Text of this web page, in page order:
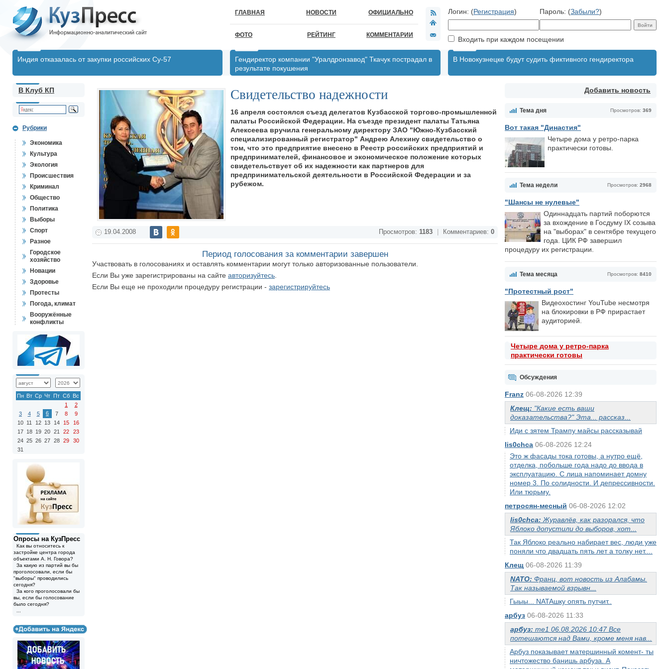
ГЛАВНАЯ НОВОСТИ ОФИЦИАЛЬНО
ФОТО РЕЙТИНГ КОММЕНТАРИИ
Логин: (Регистрация) Пароль: (Забыли?)
Входить при каждом посещении
Индия отказалась от закупки российских Су-57
Гендиректор компании "Уралдронзавод" Ткачук пострадал в
результате покушения
В Новокузнецке будут судить фиктивного гендиректора
Добавить новость
Просмотров: 369
Тема дня
Вот такая "Династия"
Четыре дома у ретро-парка
практически готовы.
Просмотров: 2968
Тема недели
"Шансы не нулевые"
Одиннадцать партий поборются
за вхождение в Госдуму IX созыва
на "выборах" в сентябре текущего
года. ЦИК РФ завершил
процедуру их регистрации.
Просмотров: 8410
Тема месяца
"Протестный рост"
Видеохостинг YouTube несмотря
на блокировки в РФ прирастает
аудиторией.
Четыре дома у ретро-парка
практически готовы
Обсуждения
Franz 06-08-2026 12:39
Клещ: "Какие есть ваши
доказательства?" Эта... рассказ...
Иди с зятем Трампу майсы рассказывай
lis0chca 06-08-2026 12:24
Это ж фасады тока готовы, а нутро ещё,
отделка, побольше года надо до ввода в
эксплуатацию. С лица напоминает домну
номер 3. По солидности. И депрессивности.
Или тюрьму.
петросян-месный 06-08-2026 12:02
lis0chca: Журавлёв, как разорался, что
Яблоко допустили до выборов, хот...
Так Яблоко реально набирает вес, люди уже
поняли что двадцать пять лет а толку нет....
Клещ 06-08-2026 11:39
NATO: Франц, вот новость из Алабамы.
Так называемой взрывн...
Гыыы... NATAшку опять путчит..
арбуз 06-08-2026 11:33
арбуз: me1 06.08.2026 10:47 Все
потешаются над Вами, кроме меня нав...
Арбуз показывает матершинный комент- ты
ничтожество банишь арбуза. А
В Клуб КП
Рубрики
Экономика
Культура
Экология
Происшествия
Криминал
Общество
Политика
Выборы
Спорт
Разное
Городское
хозяйство
Новации
Здоровье
Протесты
Погода, климат
Вооружённые
конфликты
Пн Вт Ср Чт Пт Сб Вс
1
2
3
4 5 6 7 8
9
10 11 12 13 14 15
16
17 18 19 20 21 22
23
24 25 26 27 28 29
30
31
Опросы на КузПресс
Как вы относитесь к
застройке центра города
объектами А. Н. Говора?
За какую из партий вы бы
проголосовали, если бы
"выборы" проводились
сегодня?
За кого проголосовали бы
вы, если бы голосование
было сегодня?
Свидетельство надежности
16 апреля состоялся съезд делегатов Кузбасской торгово-промышленной
палаты Российской Федерации. На съезде президент палаты Татьяна
Алексеева вручила генеральному директору ЗАО "Южно-Кузбасский
специализированный регистратор" Андрею Алехину свидетельство о
том, что это предприятие внесено в Реестр российских предприятий и
предпринимателей, финансовое и экономическое положение которых
свидетельствует об их надежности как партнеров для
предпринимательской деятельности в Российской Федерации и за
рубежом.
19.04.2008 Просмотров: 1183 Комментариев: 0
Период голосования за комментарии завершен
Участвовать в голосованиях и оставлять комментарии могут только авторизованные пользователи.
Если Вы уже зарегистрированы на сайте авторизуйтесь
Если Вы еще не проходили процедуру регистрации - зарегистрируйтесь